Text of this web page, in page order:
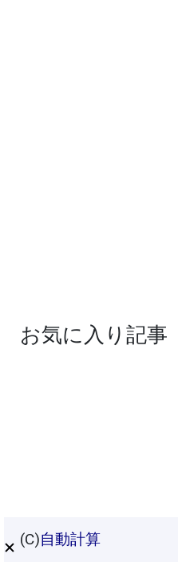
お気に入り記事
(C)自動計算